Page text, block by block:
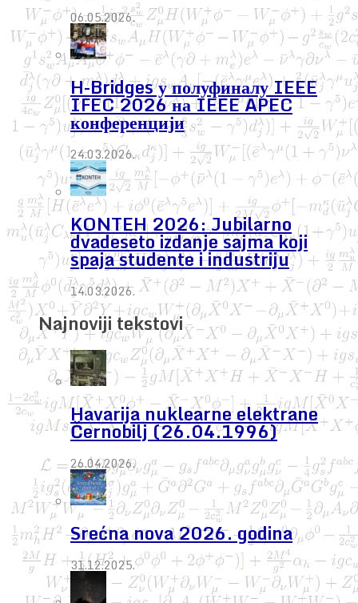
06.05.2026.
H-Bridges у полуфиналу IEEE
IFEC 2026 на IEEE APEC
конференцији
24.03.2026.
KONTEH 2026: Jubilarno
dvadeseto izdanje sajma koji
spaja studente i industriju
14.03.2026.
Najnoviji tekstovi
Havarija nuklearne elektrane
Černobilj (26.04.1996)
26.04.2026.
Srećna nova 2026. godina
31.12.2025.